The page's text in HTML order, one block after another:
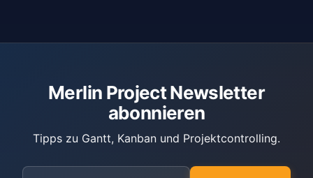
Merlin Project Newsletter
abonnieren
Tipps zu Gantt, Kanban und Projektcontrolling.